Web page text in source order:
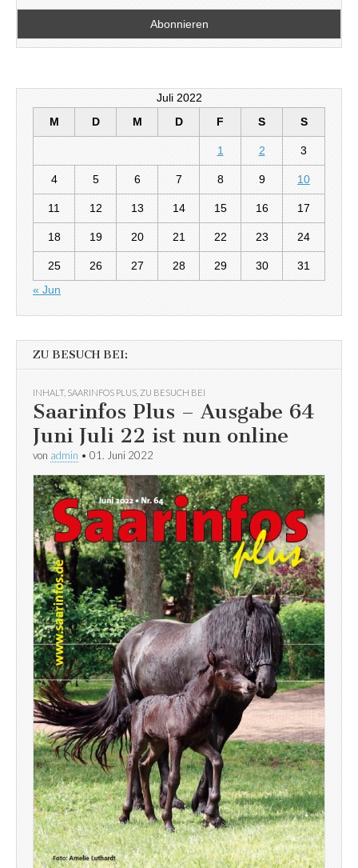
Juli 2022
M
D M D F S S
1 2 3
4 5 6 7 8 9 10
11 12 13 14 15 16 17
18 19 20 21 22 23 24
25 26 27 28 29 30
31
« Jun
ZU BESUCH BEI:
INHALT, SAARINFOS PLUS ZU BESUCH BEI
Saarinfos Plus – Ausgabe 64
Juni Juli 22 ist nun online
von admin • 01. Juni 2022